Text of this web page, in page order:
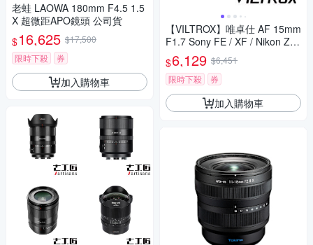
老蛙 LAOWA 180mm F4.5 1.5
X 超微距APO鏡頭 公司貨
$16,625 $17,500
限時下殺
券
加入購物車
【VILTROX】唯卓仕 AF 15mm
F1.7 Sony FE / XF / Nikon Z
接環 公司貨
$6,129 $6,451
限時下殺
券
加入購物車